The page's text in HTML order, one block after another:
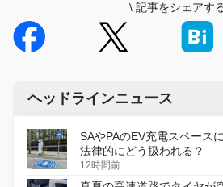
\ 記事をシェアす
ヘッドラインニュース
SAやPAのEV充電スペース
法律的にどう扱われる？
12時間前